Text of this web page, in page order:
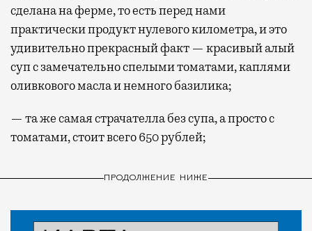
сделана на ферме, то есть перед нами
практически продукт нулевого километра, и это
удивительно прекрасный факт — красивый алый
суп с замечательно спелыми томатами, каплями
оливкового масла и немного базилика;
— та же самая страчателла без супа, а просто с
томатами, стоит всего 650 рублей;
ПРОДОЛЖЕНИЕ НИЖЕ